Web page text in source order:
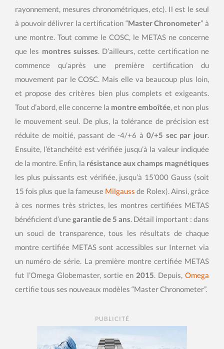
rayonnement, mesures chronométriques, etc). Il est le seul
à pouvoir délivrer la certification “Master Chronometer” à
une montre. Tout comme le COSC, le METAS ne concerne
que les montres suisses. D’ailleurs, cette certification ne
commence qu’après une première certification du
mouvement par le COSC. Mais elle va beaucoup plus loin,
et propose des critères bien plus complets et exigeants.
Tout d’abord, elle concerne la montre emboîtée, et non plus
le mouvement seul. De plus, la tolérance de précision est
réduite de moitié, passant de -4/+6 à 0/+5 sec par jour.
Ensuite, l’étanchéité est vérifiée jusqu’à la valeur indiquée
de la montre. Enfin, la résistance aux champs magnétiques
les plus puissants est vérifiée, jusqu’à 15’000 Gauss (soit
15 fois plus que la fameuse Milgauss de Rolex). Ainsi, grâce
à ces normes très strictes, les montres certifiées METAS
bénéficient d’unegarantie de 5 ans. Détail important : dans
un souci de transparence, tous les résultats de chaque
montre certifiée METAS sont accessibles sur Internet via
un numéro de série. La première montre certifiée METAS
fut l’Omega Globemaster, sortie en 2015. Depuis, Omega
certifie tous ses nouveaux modèles “Master Chronometer”.
PUBLICITÉ